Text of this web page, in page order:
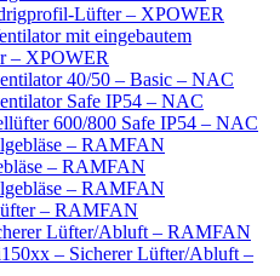
Lüfter – XPOWER
mit eingebautem
– XPOWER
40/50 – Basic – NAC
Safe IP54 – NAC
600/800 Safe IP54 – NAC
– RAMFAN
– RAMFAN
– RAMFAN
– RAMFAN
Lüfter/Abluft – RAMFAN
– Sicherer Lüfter/Abluft –